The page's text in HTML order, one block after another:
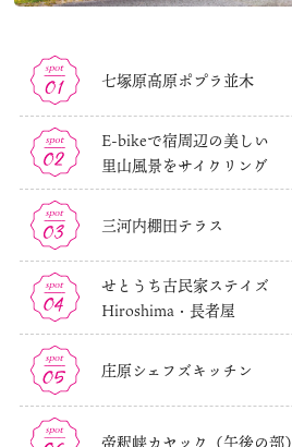
七塚原高原ポプラ並木
E-bikeで宿周辺の美しい
里山風景をサイクリング
三河内棚田テラス
せとうち古民家ステイズ
Hiroshima・長者屋
庄原シェフズキッチン
帝釈峡カヤック（午後の部）